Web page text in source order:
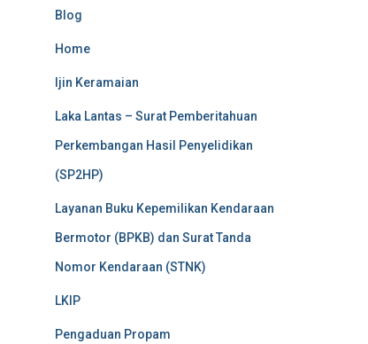
Blog
Home
Ijin Keramaian
Laka Lantas – Surat Pemberitahuan
Perkembangan Hasil Penyelidikan
(SP2HP)
Layanan Buku Kepemilikan Kendaraan
Bermotor (BPKB) dan Surat Tanda
Nomor Kendaraan (STNK)
LKIP
Pengaduan Propam